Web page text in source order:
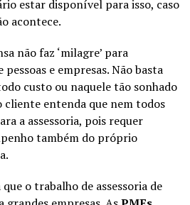
estar disponível para isso, caso
acontece.
não faz ‘milagre’ para
e empresas. Não basta
custo ou naquele tão sonhado
cliente entenda que nem todos
a assessoria, pois requer
também do próprio
o trabalho de assessoria de